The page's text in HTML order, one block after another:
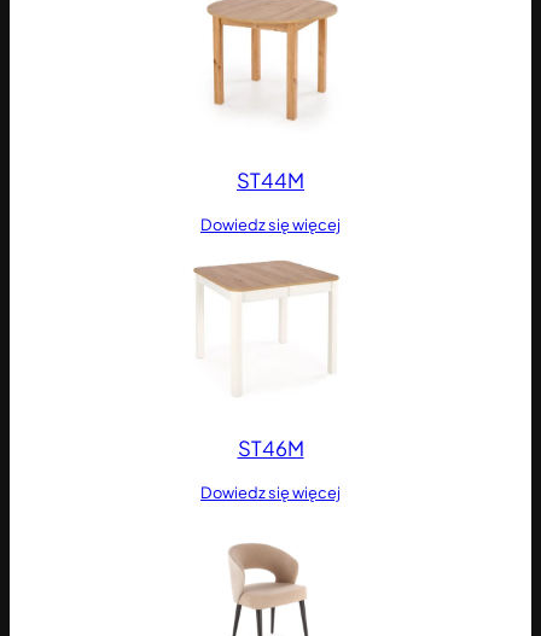
ST44M
Dowiedz się więcej
ST46M
Dowiedz się więcej